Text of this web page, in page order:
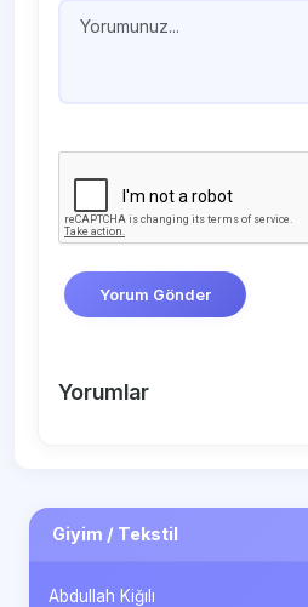
Yorum Gönder
Yorumlar
Giyim / Tekstil
Abdullah Kiğılı